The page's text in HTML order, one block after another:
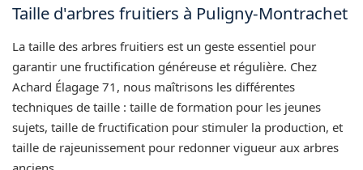
Taille d'arbres fruitiers à Puligny-Montrachet
La taille des arbres fruitiers est un geste essentiel pour
garantir une fructification généreuse et régulière. Chez
Achard Élagage 71, nous maîtrisons les différentes
techniques de taille : taille de formation pour les jeunes
sujets, taille de fructification pour stimuler la production, et
taille de rajeunissement pour redonner vigueur aux arbres